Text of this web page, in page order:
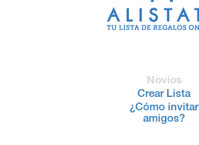
Novios
Crear Lista
¿Cómo invitar
amigos?